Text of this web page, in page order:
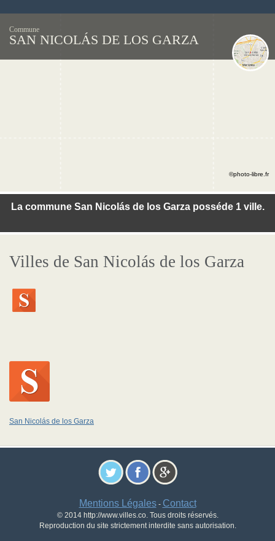
Commune
SAN NICOLÁS DE LOS GARZA
La commune San Nicolás de los Garza posséde 1 ville.
©photo-libre.fr
Villes de San Nicolás de los Garza
San Nicolás de los Garza
Mentions Légales- Contact
© 2014 http://www.villes.co. Tous droits réservés.
Reproduction du site strictement interdite sans autorisation.